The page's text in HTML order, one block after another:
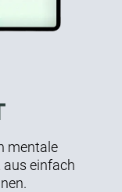
mentale
aus einfach